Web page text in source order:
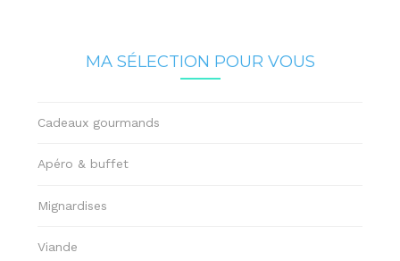
MA SÉLECTION POUR VOUS
Cadeaux gourmands
Apéro & buffet
Mignardises
Viande